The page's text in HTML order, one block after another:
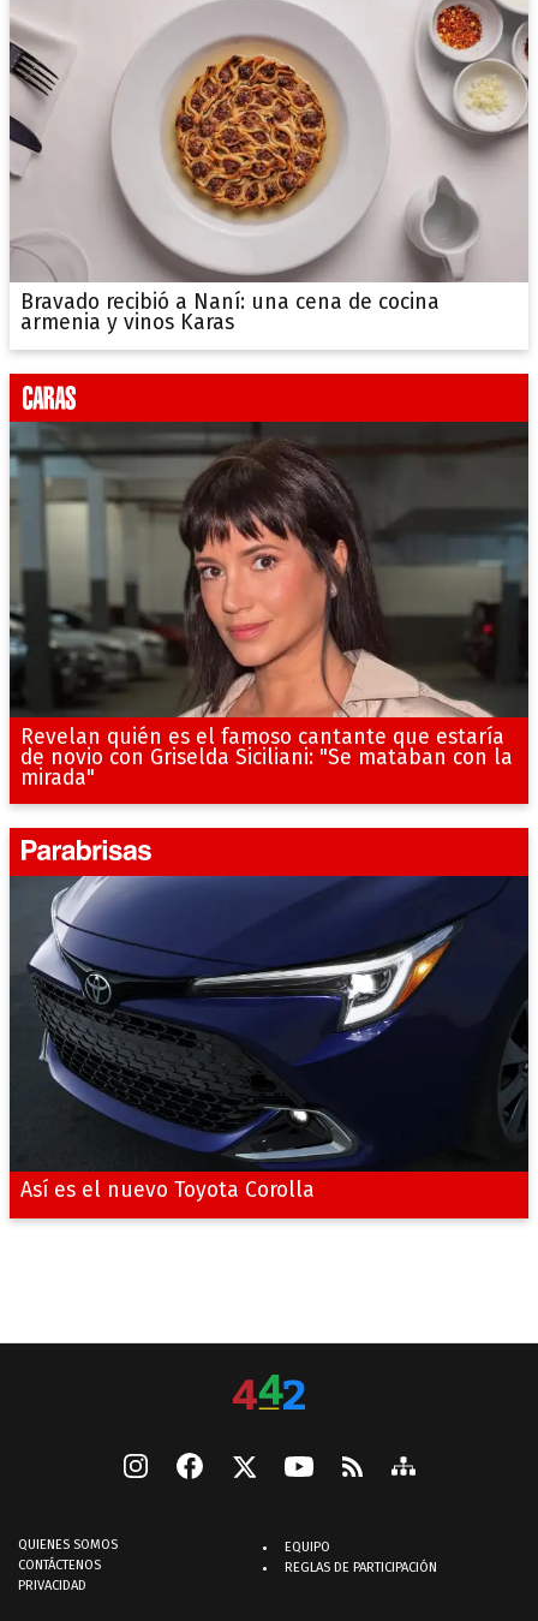
Bravado recibió a Naní: una cena de cocina
armenia y vinos Karas
Revelan quién es el famoso cantante que estaría
de novio con Griselda Siciliani: "Se mataban con la
mirada"
Así es el nuevo Toyota Corolla
QUIENES SOMOS
CONTÁCTENOS
PRIVACIDAD
EQUIPO
REGLAS DE PARTICIPACIÓN